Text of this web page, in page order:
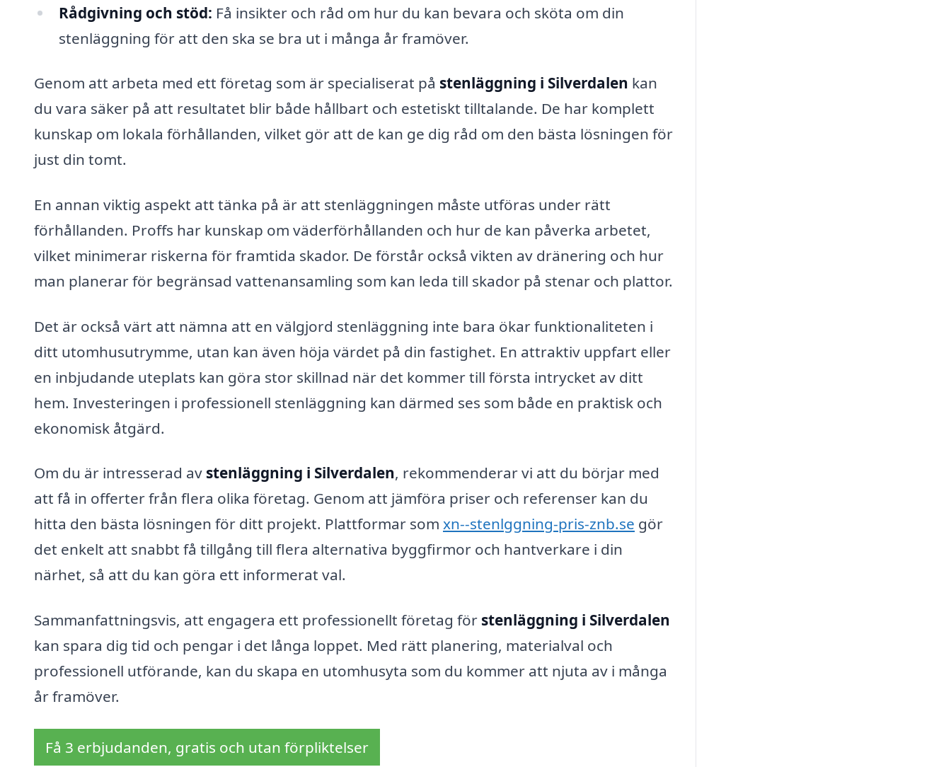
Rådgivning och stöd: Få insikter och råd om hur du kan bevara och sköta om din
stenläggning för att den ska se bra ut i många år framöver.
Genom att arbeta med ett företag som är specialiserat på stenläggning i Silverdalen kan
du vara säker på att resultatet blir både hållbart och estetiskt tilltalande. De har komplett
kunskap om lokala förhållanden, vilket gör att de kan ge dig råd om den bästa lösningen för
just din tomt.
En annan viktig aspekt att tänka på är att stenläggningen måste utföras under rätt
förhållanden. Proffs har kunskap om väderförhållanden och hur de kan påverka arbetet,
vilket minimerar riskerna för framtida skador. De förstår också vikten av dränering och hur
man planerar för begränsad vattenansamling som kan leda till skador på stenar och plattor.
Det är också värt att nämna att en välgjord stenläggning inte bara ökar funktionaliteten i
ditt utomhusutrymme, utan kan även höja värdet på din fastighet. En attraktiv uppfart eller
en inbjudande uteplats kan göra stor skillnad när det kommer till första intrycket av ditt
hem. Investeringen i professionell stenläggning kan därmed ses som både en praktisk och
ekonomisk åtgärd.
Om du är intresserad av stenläggning i Silverdalen, rekommenderar vi att du börjar med
att få in offerter från flera olika företag. Genom att jämföra priser och referenser kan du
hitta den bästa lösningen för ditt projekt. Plattformar som xn--stenlggning-pris-znb.se gör
det enkelt att snabbt få tillgång till flera alternativa byggfirmor och hantverkare i din
närhet, så att du kan göra ett informerat val.
Sammanfattningsvis, att engagera ett professionellt företag för stenläggning i Silverdalen
kan spara dig tid och pengar i det långa loppet. Med rätt planering, materialval och
professionell utförande, kan du skapa en utomhusyta som du kommer att njuta av i många
år framöver.
Få 3 erbjudanden, gratis och utan förpliktelser